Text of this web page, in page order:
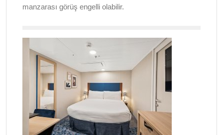
manzarası görüş engelli olabilir.